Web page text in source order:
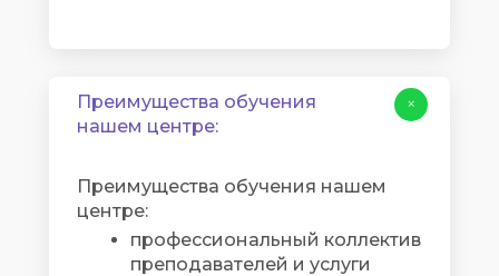
Преимущества обучения
нашем центре:
Преимущества обучения нашем
центре:
профессиональный коллектив
преподавателей и услуги
+